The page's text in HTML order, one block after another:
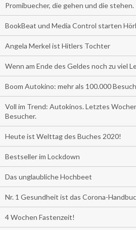
Promibuecher, die gehen und die stehen.
BookBeat und Media Control starten
Angela Merkel ist Hitlers Tochter
Wenn am Ende des Geldes noch zu viel
Boom Autokino: mehr als 100.000
Voll im Trend: Autokinos. Letztes
Besucher.
Heute ist Welttag des Buches 2020!
Bestseller im Lockdown
Das unglaubliche Hochbeet
Nr. 1 Gesundheit ist das Corona-
4 Wochen Fastenzeit!